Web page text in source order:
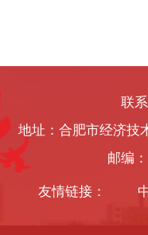
联
地址：合肥市经济技
邮编
友情链接：